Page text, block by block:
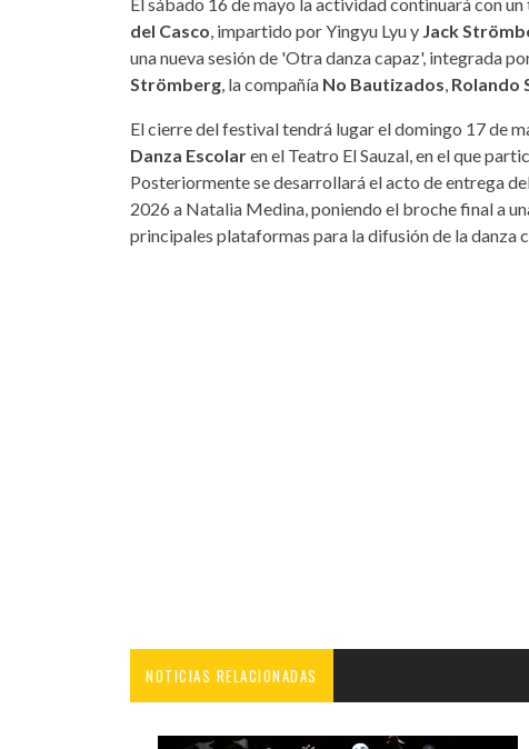
del Casco , impartido por Yingyu Lyu y Jack
una nueva sesión de 'Otra danza capaz', integrada
Strömberg , la compañía No Bautizados Rolando
El cierre del festival tendrá lugar el domingo 17 de
Danza Escolaren el Teatro El Sauzal, en el que
Posteriormente se desarrollará el acto de entrega
2026 a Natalia Medina, poniendo el broche final a
principales plataformas para la difusión de la danza
NOTICIAS RELACIONADAS